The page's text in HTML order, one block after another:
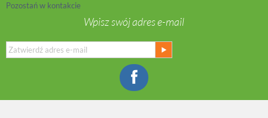
Pozostań w kontakcie
Wpisz swój adres e-mail